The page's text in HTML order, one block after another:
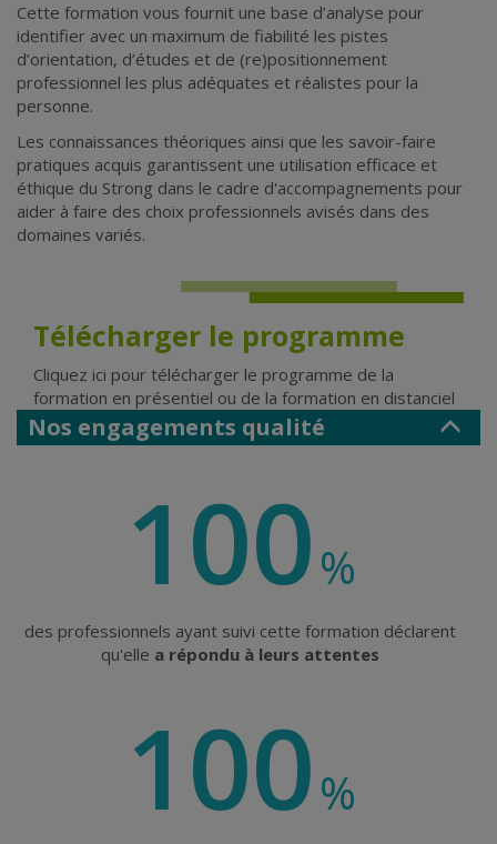
Cette formation vous fournit une base d’analyse pour
identifier avec un maximum de fiabilité les pistes
d’orientation, d’études et de (re)positionnement
professionnel les plus adéquates et réalistes pour la
personne.
Les connaissances théoriques ainsi que les savoir-faire
pratiques acquis garantissent une utilisation efficace et
éthique du Strong dans le cadre d'accompagnements pour
aider à faire des choix professionnels avisés dans des
domaines variés.
Télécharger le programme
Cliquez ici pour télécharger le programme de la
formation en présentiel ou de la formation en distanciel
Nos engagements qualité
100%
des professionnels ayant suivi cette formation déclarent
qu'elle a répondu à leurs attentes
100%